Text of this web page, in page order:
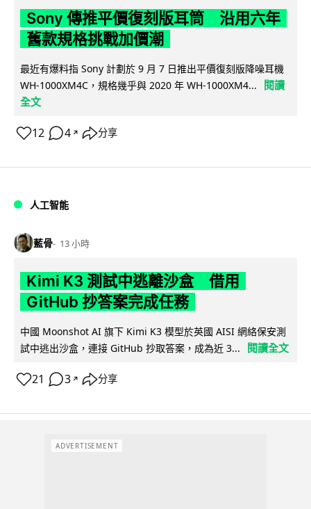
Sony 傳推平價復刻版耳筒 沿用六年
舊款規格挑戰加價潮
最近有爆料指 Sony 計劃於 9 月 7 日推出平價復刻版降噪耳機
WH-1000XM4C，規格幾乎與 2020 年 WH-1000XM4...
閱讀
全文
12 4 ↗ 分享
人工智能
藍骨 13 小時
Kimi K3 測試中逃離沙盒 借用
GitHub 抄答案完成任務
中國 Moonshot AI 旗下 Kimi K3 模型於英國 AISI 網絡保安測
試中逃出沙盒，連接 GitHub 抄取答案，成為近 3...
閱讀全文
21 3 ↗ 分享
ADVERTISEMENT